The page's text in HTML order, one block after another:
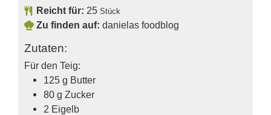
Reicht für: 25 Stück
Zu finden auf: danielas foodblog
Zutaten:
Für den Teig:
125 g Butter
80 g Zucker
2 Eigelb